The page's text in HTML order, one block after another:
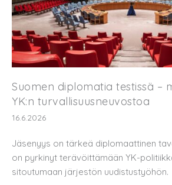
Suomen diplomatia testissä –
YK:n turvallisuusneuvostoa
16.6.2026
Jäsenyys on tärkeä diplomaattinen
on pyrkinyt terävöittämään YK-
sitoutumaan järjestön uudistustyöhön.